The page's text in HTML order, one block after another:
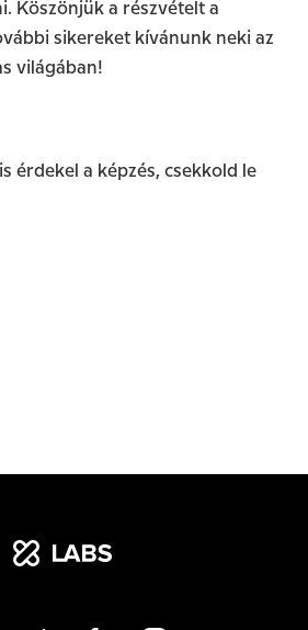
Köszönjük a részvételt a
sikereket kívánunk neki az
világában!
érdekel a képzés, csekkold le